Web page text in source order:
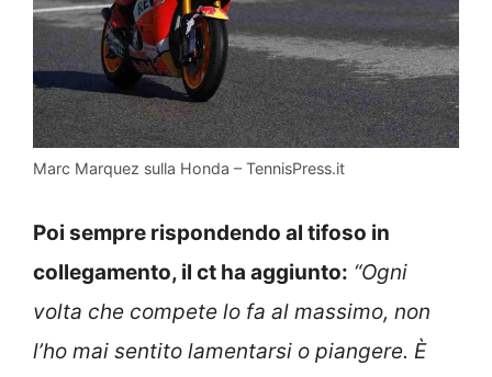
Marc Marquez sulla Honda – TennisPress.it
Poi sempre rispondendo al tifoso in
collegamento, il ct ha aggiunto: “Ogni
volta che compete lo fa al massimo, non
l’ho mai sentito lamentarsi o piangere. È